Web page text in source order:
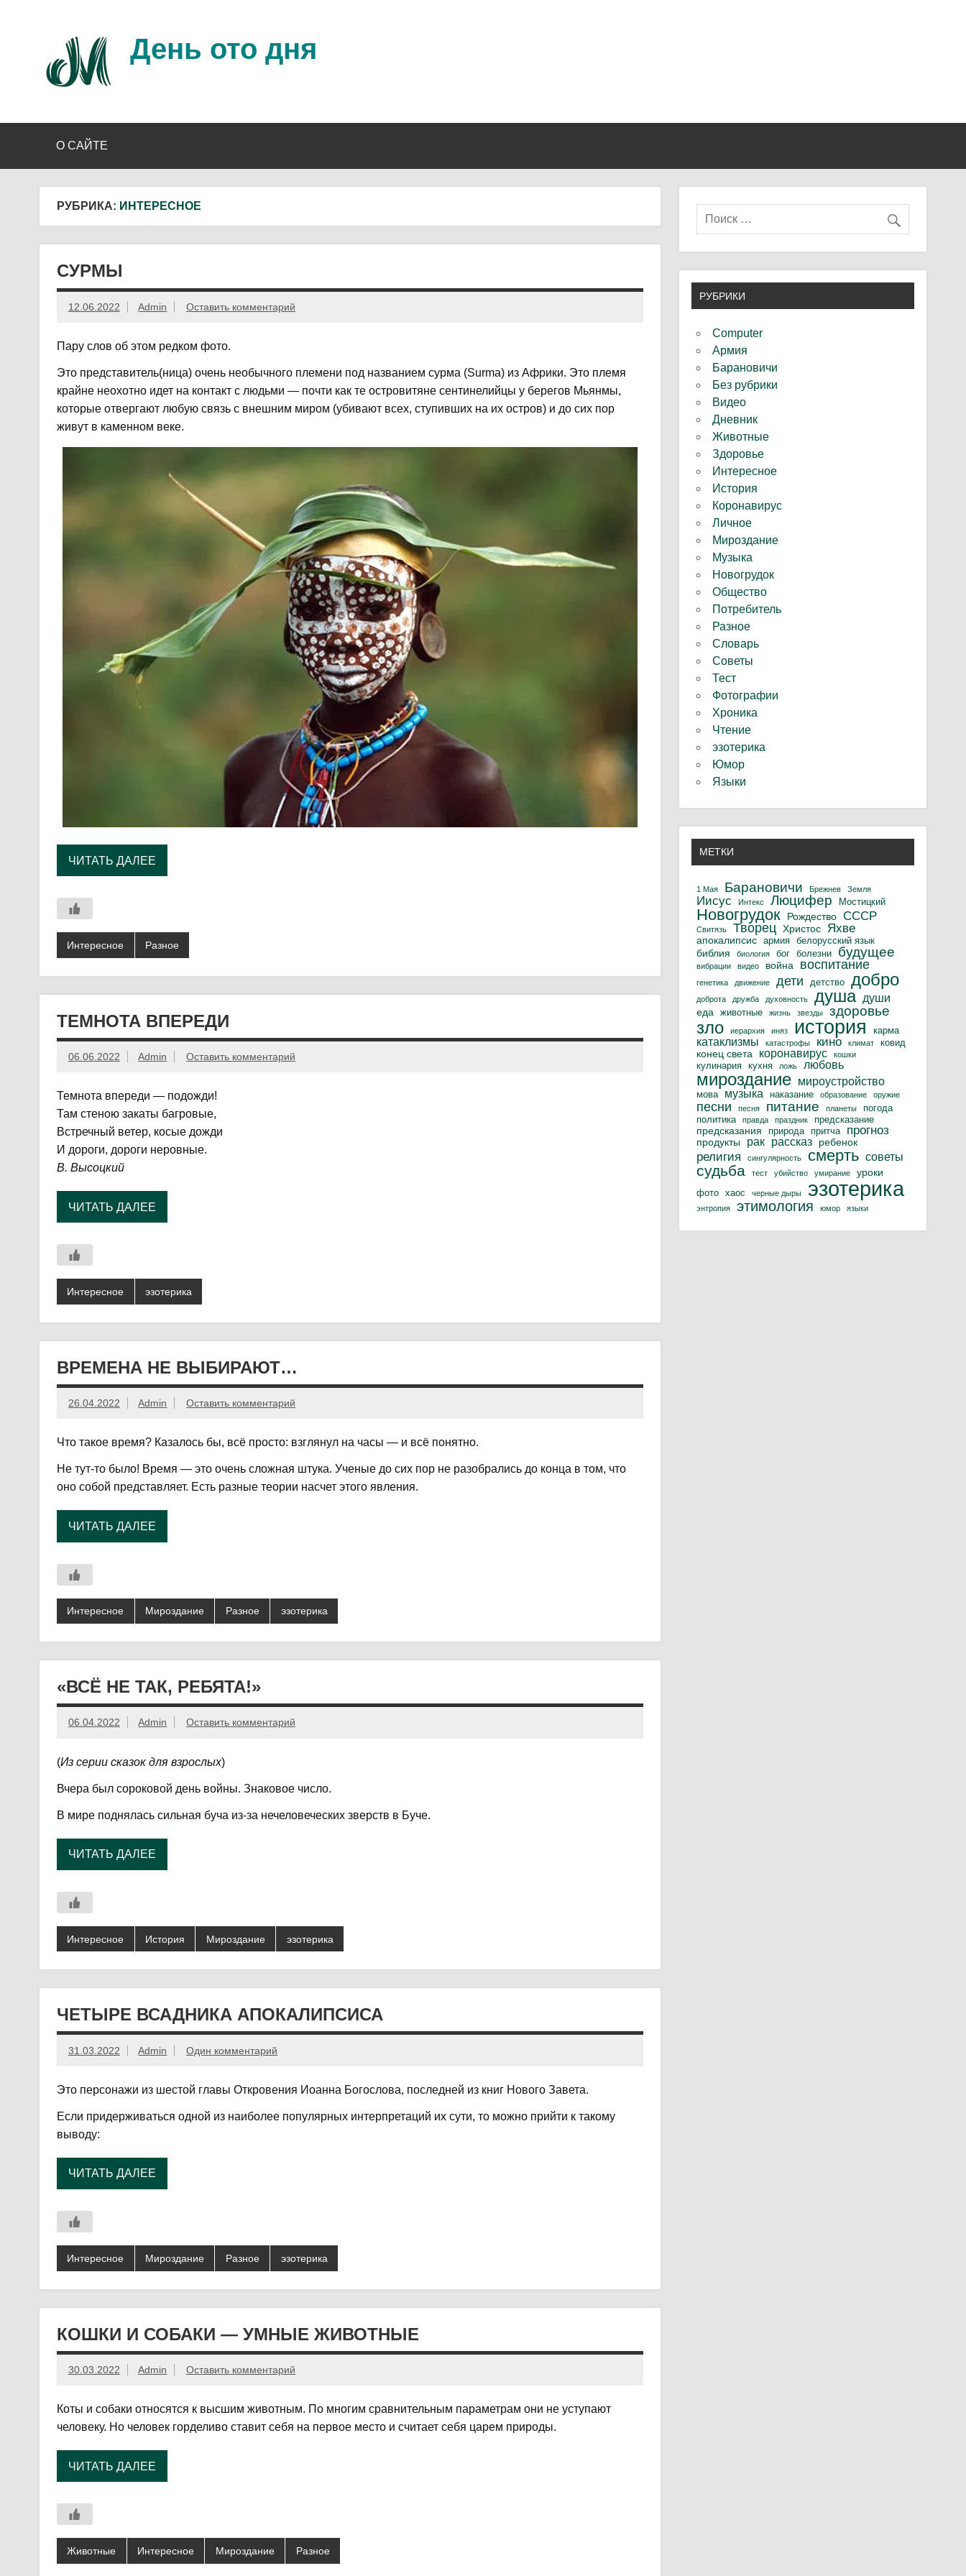
День ото дня
О САЙТЕ
РУБРИКА: ИНТЕРЕСНОЕ
СУРМЫ
12.06.2022 Admin Оставить комментарий
Пару слов об этом редком фото.
Это представитель(ница) очень необычного племени под названием сурма (Surma) из Африки. Это племя
крайне неохотно идет на контакт с людьми — почти как те островитяне сентинелийцы у берегов Мьянмы,
которые отвергают любую связь с внешним миром (убивают всех, ступивших на их остров) и до сих пор
живут в каменном веке.
ЧИТАТЬ ДАЛЕЕ
Интересное Разное
ТЕМНОТА ВПЕРЕДИ
06.06.2022 Admin Оставить комментарий
Темнота впереди — подожди!
Там стеною закаты багровые,
Встречный ветер, косые дожди
И дороги, дороги неровные.
В. Высоцкий
ЧИТАТЬ ДАЛЕЕ
Интересное эзотерика
ВРЕМЕНА НЕ ВЫБИРАЮТ…
26.04.2022 Admin Оставить комментарий
Что такое время? Казалось бы, всё просто: взглянул на часы — и всё понятно.
Не тут-то было! Время — это очень сложная штука. Ученые до сих пор не разобрались до конца в том, что
оно собой представляет. Есть разные теории насчет этого явления.
ЧИТАТЬ ДАЛЕЕ
Интересное Мироздание Разное эзотерика
«ВСЁ НЕ ТАК, РЕБЯТА!»
06.04.2022 Admin Оставить комментарий
(Из серии сказок для взрослых)
Вчера был сороковой день войны. Знаковое число.
В мире поднялась сильная буча из-за нечеловеческих зверств в Буче.
ЧИТАТЬ ДАЛЕЕ
Интересное История Мироздание эзотерика
ЧЕТЫРЕ ВСАДНИКА АПОКАЛИПСИСА
31.03.2022 Admin Один комментарий
Это персонажи из шестой главы Откровения Иоанна Богослова, последней из книг Нового Завета.
Если придерживаться одной из наиболее популярных интерпретаций их сути, то можно прийти к такому
выводу:
ЧИТАТЬ ДАЛЕЕ
Интересное Мироздание Разное эзотерика
КОШКИ И СОБАКИ — УМНЫЕ ЖИВОТНЫЕ
30.03.2022 Admin Оставить комментарий
Коты и собаки относятся к высшим животным. По многим сравнительным параметрам они не уступают
человеку. Но человек горделиво ставит себя на первое место и считает себя царем природы.
ЧИТАТЬ ДАЛЕЕ
Животные Интересное Мироздание Разное
РУБРИКИ
Computer
Армия
Барановичи
Без рубрики
Видео
Дневник
Животные
Здоровье
Интересное
История
Коронавирус
Личное
Мироздание
Музыка
Новогрудок
Общество
Потребитель
Разное
Словарь
Советы
Тест
Фотографии
Хроника
Чтение
эзотерика
Юмор
Языки
МЕТКИ
1 Мая Барановичи Брежнев Земля
Иисус Интекс Люцифер Мостицкий
Новогрудок Рождество СССР
Свитязь Творец Христос Яхве
апокалипсис армия белорусский язык
библия биология бог болезни будущее
вибрации видео война воспитание
генетика движение дети детство добро
доброта дружба духовность душа души
еда животные жизнь звезды здоровье
зло иерархия иняз история карма
катаклизмы катастрофы кино климат ковид
конец света коронавирус кошки
кулинария кухня ложь любовь
мироздание мироустройство
мова музыка наказание образование оружие
песни песня питание планеты
погода
политика
правда праздник предсказание
предсказания природа притча прогноз
продукты рак рассказ ребенок
религия сингулярность смерть советы
судьба тест убийство умирание уроки
фото хаос черные дыры эзотерика
энтропия этимология юмор языки